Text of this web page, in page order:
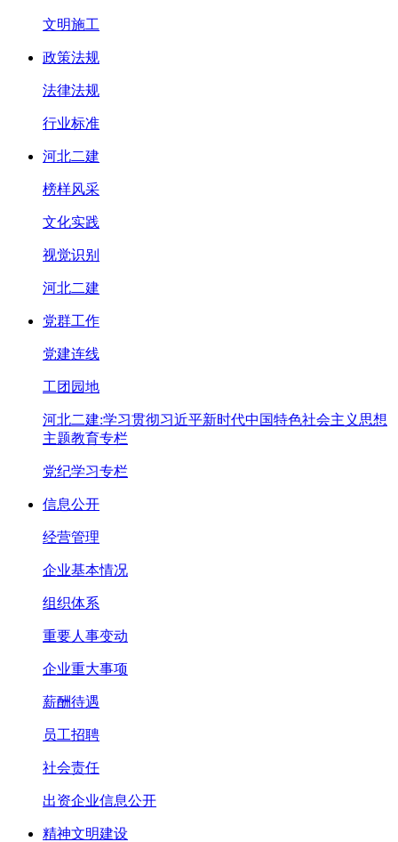
文明施工
政策法规
法律法规
行业标准
河北二建
榜样风采
文化实践
视觉识别
河北二建
党群工作
党建连线
工团园地
河北二建:学习贯彻习近平新时代中国特色社会主义思想
主题教育专栏
党纪学习专栏
信息公开
经营管理
企业基本情况
组织体系
重要人事变动
企业重大事项
薪酬待遇
员工招聘
社会责任
出资企业信息公开
精神文明建设